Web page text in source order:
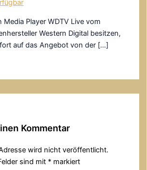
Media Player WDTV Live vom
Western Digital besitzen,
auf das Angebot von der […]
Kommentar
wird nicht veröffentlicht.
sind mit * markiert